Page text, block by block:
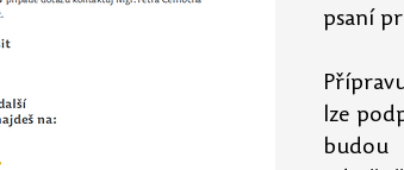
psaní
lze
budou